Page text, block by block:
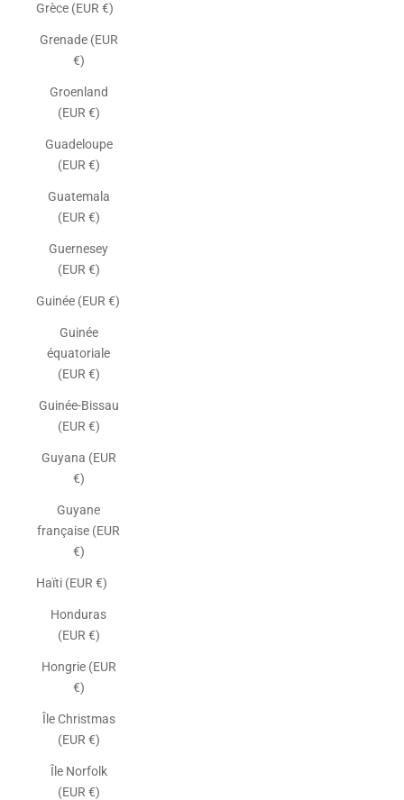
Grèce (EUR €)
Grenade (EUR
€)
Groenland
(EUR €)
Guadeloupe
(EUR €)
Guatemala
(EUR €)
Guernesey
(EUR €)
Guinée (EUR €)
Guinée
équatoriale
(EUR €)
Guinée-Bissau
(EUR €)
Guyana (EUR
€)
Guyane
française (EUR
€)
Haïti (EUR €)
Honduras
(EUR €)
Hongrie (EUR
€)
Île Christmas
(EUR €)
Île Norfolk
(EUR €)